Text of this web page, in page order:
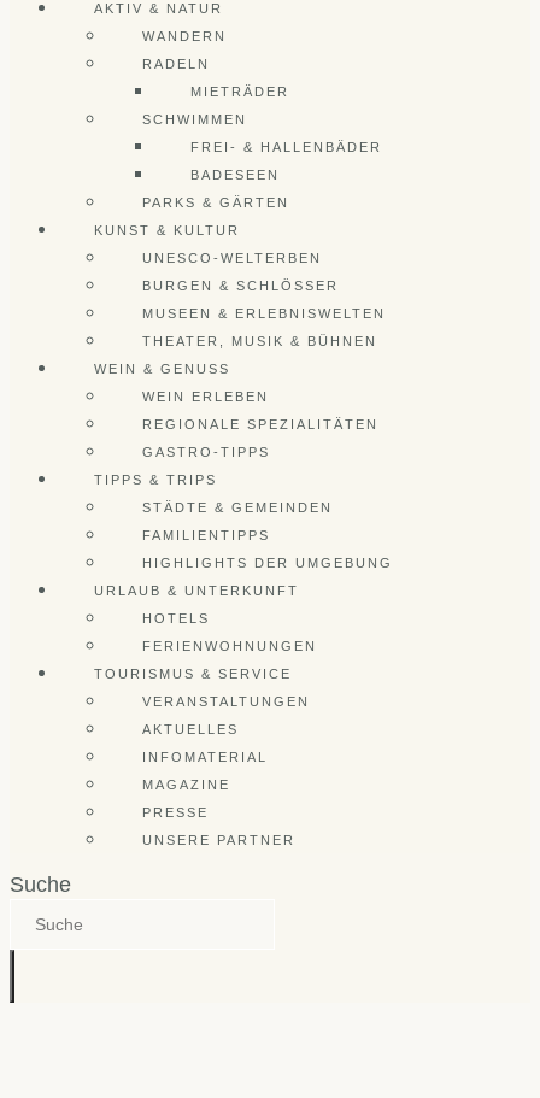
AKTIV & NATUR
WANDERN
RADELN
MIETRÄDER
SCHWIMMEN
FREI- & HALLENBÄDER
BADESEEN
PARKS & GÄRTEN
KUNST & KULTUR
UNESCO-WELTERBEN
BURGEN & SCHLÖSSER
MUSEEN & ERLEBNISWELTEN
THEATER, MUSIK & BÜHNEN
WEIN & GENUSS
WEIN ERLEBEN
REGIONALE SPEZIALITÄTEN
GASTRO-TIPPS
TIPPS & TRIPS
STÄDTE & GEMEINDEN
FAMILIENTIPPS
HIGHLIGHTS DER UMGEBUNG
URLAUB & UNTERKUNFT
HOTELS
FERIENWOHNUNGEN
TOURISMUS & SERVICE
VERANSTALTUNGEN
AKTUELLES
INFOMATERIAL
MAGAZINE
PRESSE
UNSERE PARTNER
Suche